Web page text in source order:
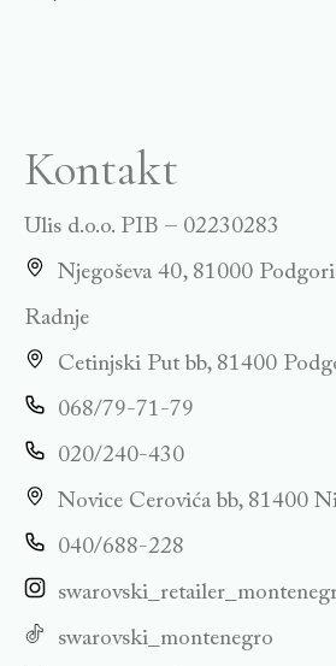
Kontakt
Ulis d.o.o. PIB – 02230283
Njegoševa 40, 81000
Radnje
Cetinjski Put bb, 81400
068/79-71-79
020/240-430
Novice Cerovića bb, 81400
040/688-228
swarovski_montenegro